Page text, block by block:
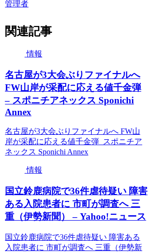
管理者
関連記事
情報
名古屋が3大会ぶりファイナルへ
FW山岸が采配に応える値千金弾
– スポニチアネックス Sponichi
Annex
名古屋が3大会ぶりファイナルへ FW山
岸が采配に応える値千金弾 スポニチア
ネックス Sponichi Annex
情報
国立鈴鹿病院で36件虐待疑い 障害
ある入院患者に 市町が調査へ 三
重（伊勢新聞） – Yahoo!ニュース
国立鈴鹿病院で36件虐待疑い 障害ある
入院患者に 市町が調査へ 三重（伊勢新